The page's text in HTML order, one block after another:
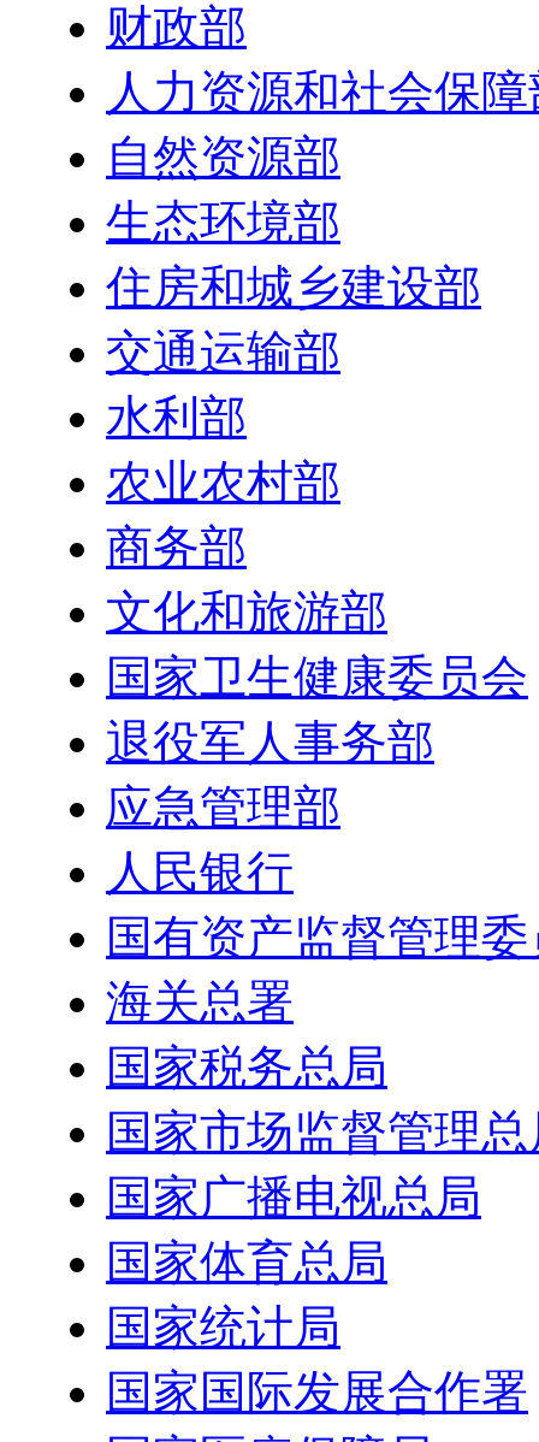
财政部
人力资源和社会保
自然资源部
生态环境部
住房和城乡建设部
交通运输部
水利部
农业农村部
商务部
文化和旅游部
国家卫生健康委员会
退役军人事务部
应急管理部
人民银行
国有资产监督管理
海关总署
国家税务总局
国家市场监督管理
国家广播电视总局
国家体育总局
国家统计局
国家国际发展合作署